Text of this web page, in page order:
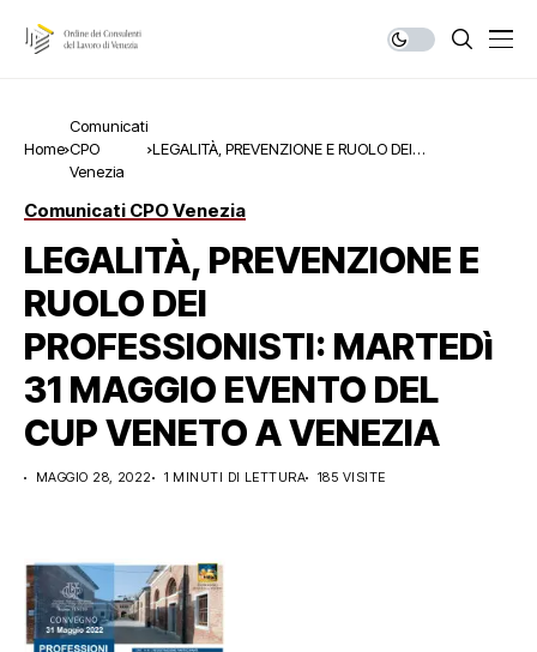
Home
Comunicati
CPO
Venezia
LEGALITÀ, PREVENZIONE E RUOLO DEI
Comunicati CPO Venezia
LEGALITÀ, PREVENZIONE E
RUOLO DEI
PROFESSIONISTI: MARTEDì
31 MAGGIO EVENTO DEL
CUP VENETO A VENEZIA
MAGGIO 28, 2022 1 MINUTI DI LETTURA 185 VISITE